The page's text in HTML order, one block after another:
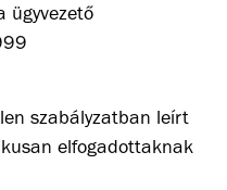
ügyvezető
szabályzatban leírt
elfogadottaknak